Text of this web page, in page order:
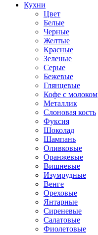
Кухни
Цвет
Белые
Черные
Желтые
Красные
Зеленые
Серые
Бежевые
Глянцевые
Кофе с молоком
Металлик
Слоновая кость
Фуксия
Шоколад
Шампань
Оливковые
Оранжевые
Вишневые
Изумрудные
Венге
Ореховые
Янтарные
Сиреневые
Салатовые
Фиолетовые